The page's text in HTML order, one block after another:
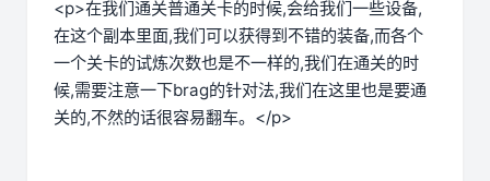
<p>在我们通关普通关卡的时候,会给我们一些设备,
在这个副本里面,我们可以获得到不错的装备,而各个
一个关卡的试炼次数也是不一样的,我们在通关的时
候,需要注意一下brag的针对法,我们在这里也是要通
关的,不然的话很容易翻车。</p>